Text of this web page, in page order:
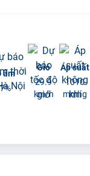
ẩm
Gió
29.9
km/h
Áp suất
1010
mmhg